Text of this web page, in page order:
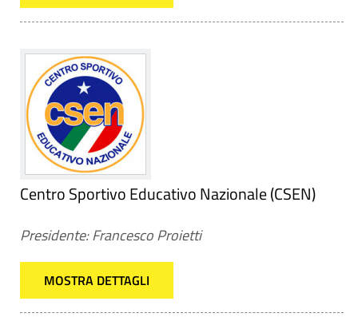
Centro Sportivo Educativo Nazionale (CSEN)
Presidente: Francesco Proietti
MOSTRA DETTAGLI